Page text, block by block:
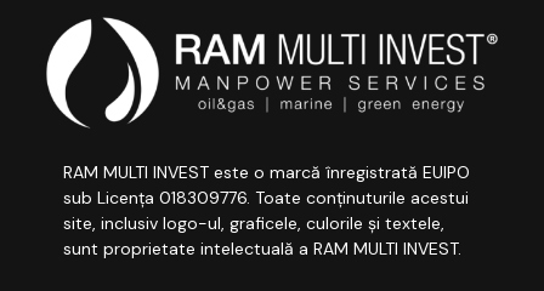
RAM MULTI INVEST este o marcă înregistrată EUIPO
sub Licența 018309776. Toate conținuturile acestui
site, inclusiv logo-ul, graficele, culorile și textele,
sunt proprietate intelectuală a RAM MULTI INVEST.